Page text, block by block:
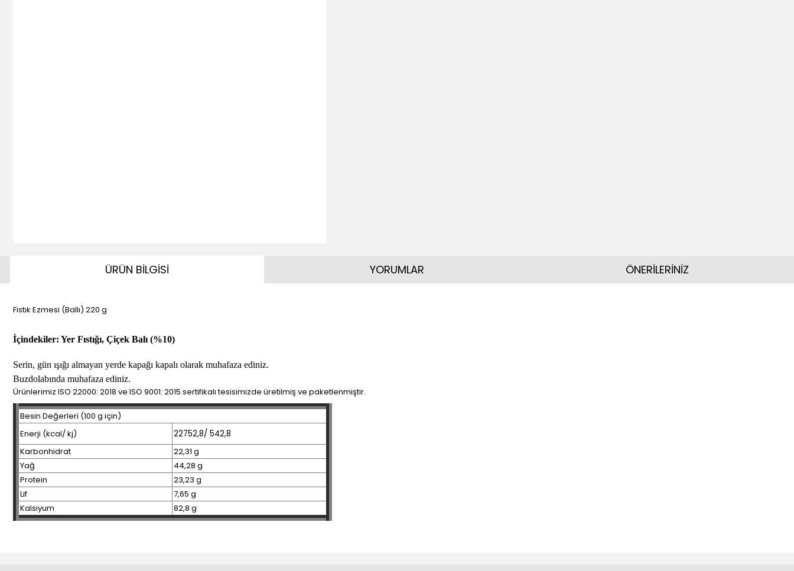
ÜRÜN BİLGİSİ
Fıstık Ezmesi (Ballı) 220 g
İçindekiler: Yer Fıstığı, Çiçek Balı (%10)
Serin, gün ışığı almayan yerde kapağı kapalı olarak muhafaza ediniz.
Buzdolabında muhafaza ediniz.
Ürünlerimiz ISO 22000: 2018 ve ISO 9001: 2015 sertifikalı tesisimizde üretilmiş ve paketlenmiştir.
Besin Değerleri (100 g için)
Enerji (kcal/ kj)
22752,8/ 542,8
Karbonhidrat
22,31 g
Yağ
44,28 g
Protein
23,23 g
Lif
7,65 g
Kalsiyum
82,8 g
YORUMLAR ÖNERİLERİNİZ